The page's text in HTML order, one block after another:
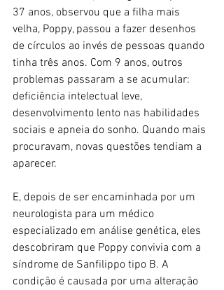
37 anos, observou que a filha mais
velha, Poppy, passou a fazer desenhos
de círculos ao invés de pessoas quando
tinha três anos. Com 9 anos, outros
problemas passaram a se acumular:
deficiência intelectual leve,
desenvolvimento lento nas habilidades
sociais e apneia do sonho. Quando mais
procuravam, novas questões tendiam a
aparecer.
E, depois de ser encaminhada por um
neurologista para um médico
especializado em análise genética, eles
descobriram que Poppy convivia com a
síndrome de Sanfilippo tipo B. A
condição é causada por uma alteração